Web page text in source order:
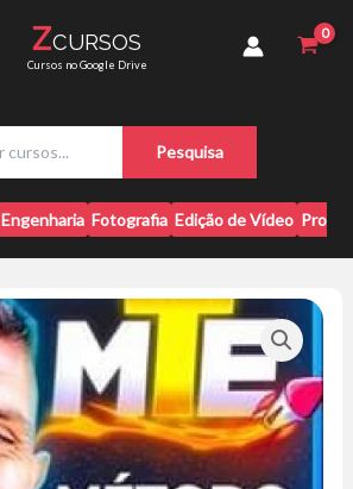
ZCURSOS
Cursos no Google Drive
s
q
u
i
a
r
Pesquisa
Engenharia Fotografia Edição de Vídeo